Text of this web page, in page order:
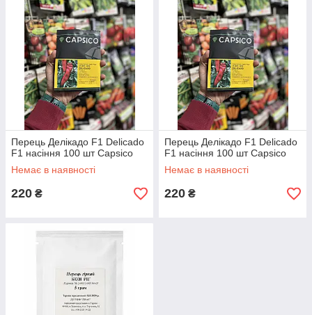
Перець Делікадо F1 Delicado
F1 насіння 100 шт Capsico
Немає в наявності
220 ₴
Перець Делікадо F1 Delicado
F1 насіння 100 шт Capsico
Немає в наявності
220 ₴